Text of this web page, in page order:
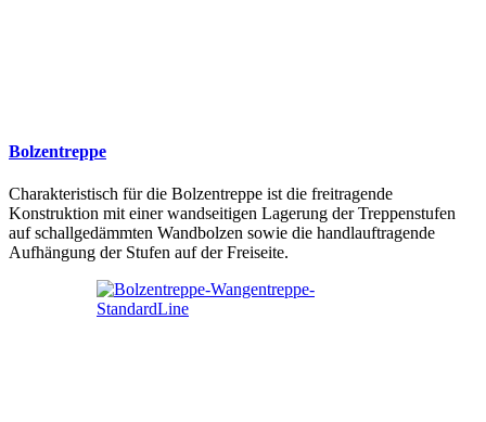
Bolzentreppe
Charakteristisch für die Bolzentreppe ist die freitragende
Konstruktion mit einer wandseitigen Lagerung der Treppenstufen
auf schallgedämmten Wandbolzen sowie die handlauftragende
Aufhängung der Stufen auf der Freiseite.